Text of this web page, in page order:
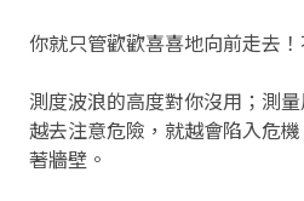
你就只管歡歡喜喜地向前走去
測度波浪的高度對你沒用；測
越去注意危險，就越會陷入危
著牆壁。